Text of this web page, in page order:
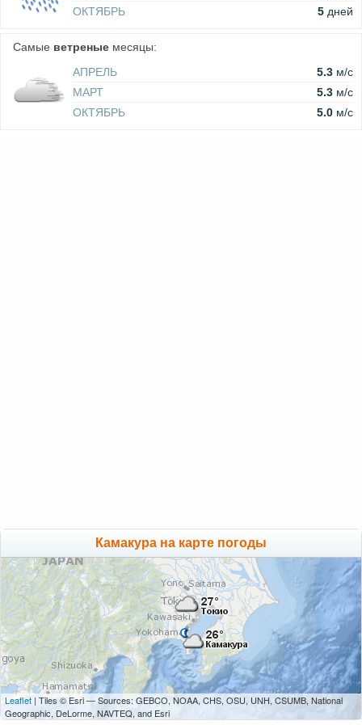
ОКТЯБРЬ
5 дней
Самые ветреные месяцы:
АПРЕЛЬ
5.3 м/c
МАРТ
5.3 м/c
ОКТЯБРЬ
5.0 м/c
Камакура на карте погоды
Leaflet | Tiles © Esri — Sources: GEBCO, NOAA, CHS, OSU, UNH, CSUMB, National
Geographic, DeLorme, NAVTEQ, and Esri